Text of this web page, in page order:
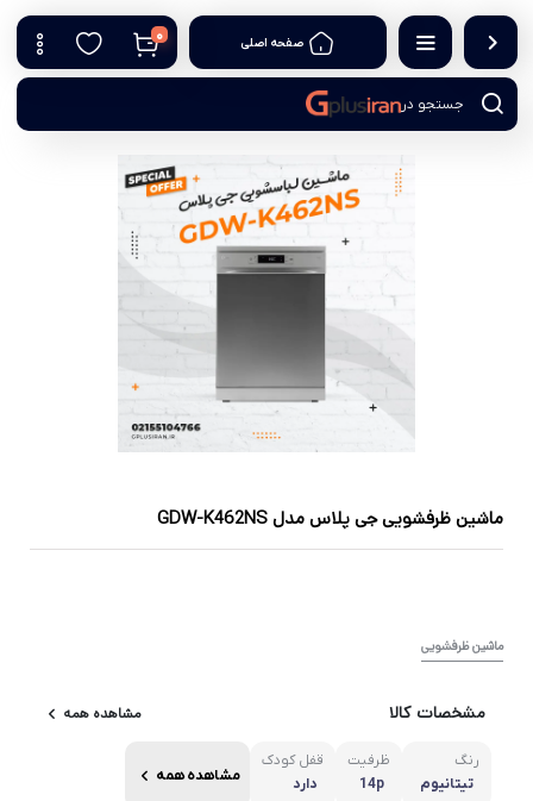
صفحه اصلی 0
جستجو در
ماشین ظرفشویی جی پلاس مدل GDW-K462NS
ماشین ظرفشویی
مشخصات کالا مشاهده همه
رنگ
تیتانیوم
ظرفیت
14p
قفل کودک
دارد
مشاهده همه